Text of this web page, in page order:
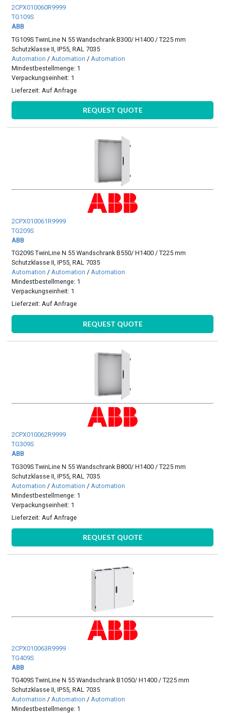
2CPX010060R9999
TG109S
ABB
TG109S TwinLine N 55 Wandschrank B300/ H1400 / T225 mm
Schutzklasse II, IP55, RAL 7035
Automation / Automation / Automation
Mindestbestellmenge: 1
Verpackungseinheit: 1
Lieferzeit: Auf Anfrage
REQUEST QUOTE
2CPX010061R9999
TG209S
ABB
TG209S TwinLine N 55 Wandschrank B550/ H1400 / T225 mm
Schutzklasse II, IP55, RAL 7035
Automation /Automation /Automation
Mindestbestellmenge: 1
Verpackungseinheit: 1
Lieferzeit:Auf Anfrage
REQUEST QUOTE
2CPX010062R9999
TG309S
ABB
TG309S TwinLine N 55 Wandschrank B800/ H1400 / T225 mm
Schutzklasse II, IP55, RAL 7035
Automation / Automation / Automation
Mindestbestellmenge: 1
Verpackungseinheit: 1
Lieferzeit: Auf Anfrage
REQUEST QUOTE
2CPX010063R9999
TG409S
ABB
TG409S TwinLine N 55 Wandschrank B1050/ H1400 / T225 mm
Schutzklasse II, IP55, RAL 7035
Automation / Automation / Automation
Mindestbestellmenge: 1